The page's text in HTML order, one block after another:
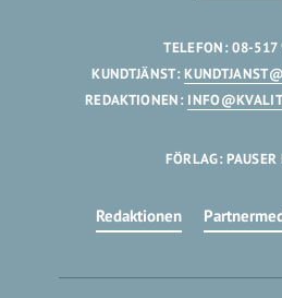
TELEFON: 08-517
KUNDTJÄNST:
REDAKTIONEN:
FÖRLAG: PAUSER
Redaktionen